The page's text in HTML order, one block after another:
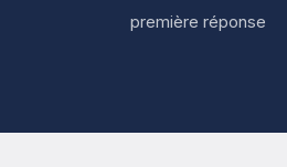
première réponse